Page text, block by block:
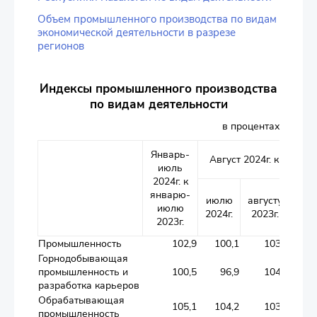
Объем промышленного производства по видам
экономической деятельности в разрезе
регионов
Индексы промышленного производства
по видам деятельности
в процентах
Январь-
июль
2024г. к
январю-
июлю
2023г.
Август 2024г. к
июлю
2024г.
августу
2023г.
Промышленность 102,9 100,1
103,8
Горнодобывающая
промышленность и
разработка карьеров
100,5 96,9 104,0
Обрабатывающая
промышленность
105,1 104,2 103,5